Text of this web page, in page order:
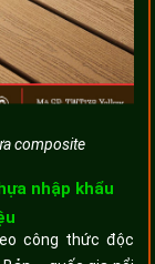
composite
nhập khẩu
công thức độc